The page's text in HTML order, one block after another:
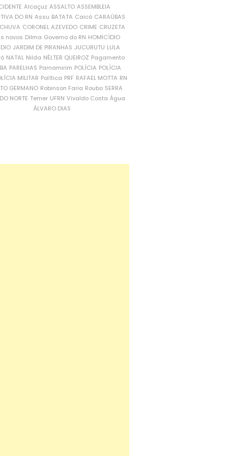
Alcaçuz ASSALTO ASSEMBLEIA
DO RN Assu BATATA Caicó CARAÚBAS
CORONEL AZEVEDO CRIME CRUZETA
novos Dilma Governo do RN HOMICÍDIO
JARDIM DE PIRANHAS JUCURUTU LULA
NATAL Nilda NÉLTER QUEIROZ Pagamento
PARELHAS Parnamirim POLÍCIA POLÍCIA
MILITAR Política PRF RAFAEL MOTTA RN
GERMANO Robinson Faria Roubo SERRA
NORTE Temer UFRN Vivaldo Costa Água
ÁLVARO DIAS